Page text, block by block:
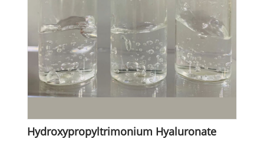
Hydroxypropyltrimonium Hyaluronate